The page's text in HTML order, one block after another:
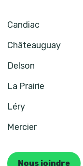
Candiac
Châteauguay
Delson
La Prairie
Léry
Mercier
Nous joindre